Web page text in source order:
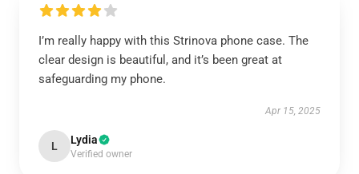
I’m really happy with this Strinova phone case. The
clear design is beautiful, and it’s been great at
safeguarding my phone.
Apr 15, 2025
L Lydia
Verified owner